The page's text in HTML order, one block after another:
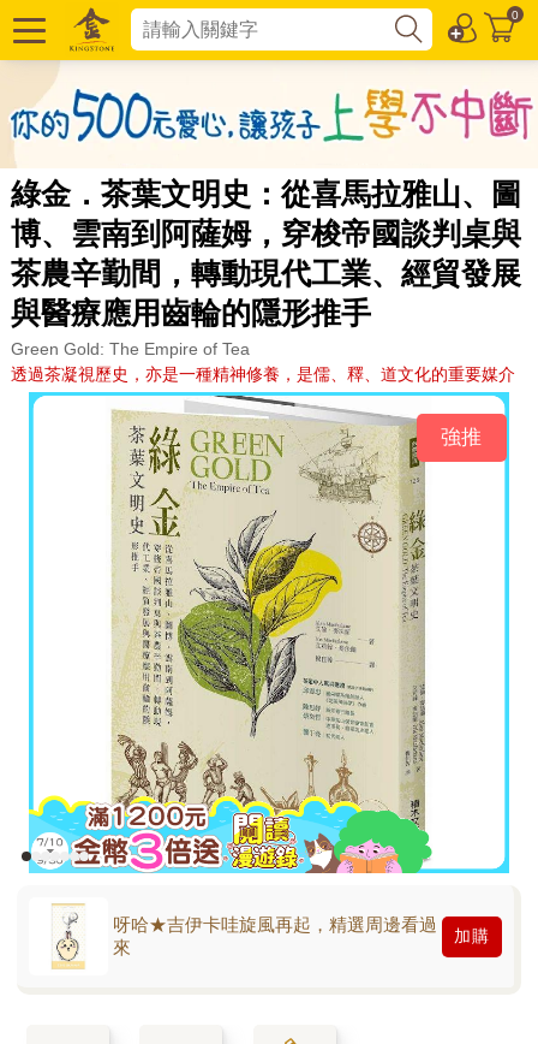
0
綠金．茶葉文明史：從喜馬拉雅山、圖
博、雲南到阿薩姆，穿梭帝國談判桌與
茶農辛勤間，轉動現代工業、經貿發展
與醫療應用齒輪的隱形推手
Green Gold: The Empire of Tea
透過茶凝視歷史，亦是一種精神修養，是儒、釋、道文化的重要媒介
強推
呀哈★吉伊卡哇旋風再起，精選周邊看過
來
加購